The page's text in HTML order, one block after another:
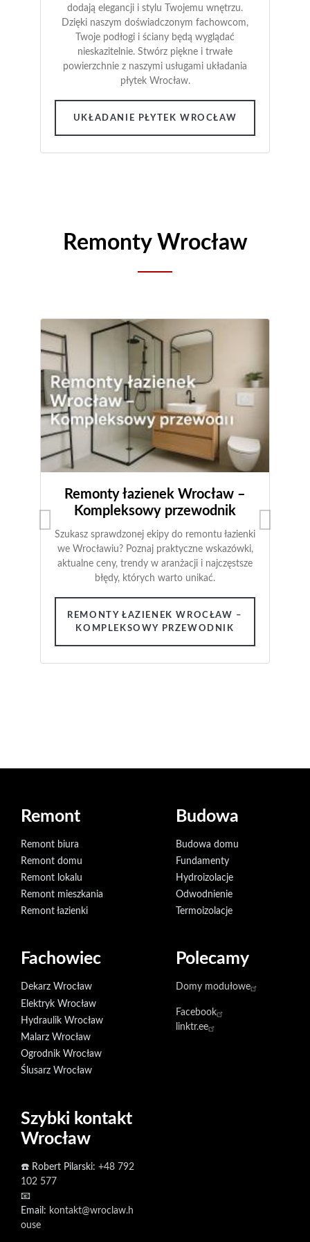
dodają elegancji i stylu Twojemu wnętrzu.
Dzięki naszym doświadczonym fachowcom,
Twoje podłogi i ściany będą wyglądać
nieskazitelnie. Stwórz piękne i trwałe
powierzchnie z naszymi usługami układania
płytek Wrocław.
UKŁADANIE PŁYTEK WROCŁAW
Remonty Wrocław
Remonty łazienek Wrocław –
Kompleksowy przewodnik
Szukasz sprawdzonej ekipy do remontu łazienki
we Wrocławiu? Poznaj praktyczne wskazówki,
aktualne ceny, trendy w aranżacji i najczęstsze
błędy, których warto unikać.
REMONTY ŁAZIENEK WROCŁAW –
KOMPLEKSOWY PRZEWODNIK
Remont
Remont biura
Remont domu
Remont lokalu
Remont mieszkania
Remont łazienki
Budowa
Budowa domu
Fundamenty
Hydroizolacje
Odwodnienie
Termoizolacje
Fachowiec
Dekarz Wrocław
Elektryk Wrocław
Hydraulik Wrocław
Malarz Wrocław
Ogrodnik Wrocław
Ślusarz Wrocław
Polecamy
Domy modułowe
Facebook
linktr.ee
Szybki kontakt
Wrocław
☎️ Robert Pilarski: +48 792
102 577
📧
Email: kontakt@wroclaw.h
ouse